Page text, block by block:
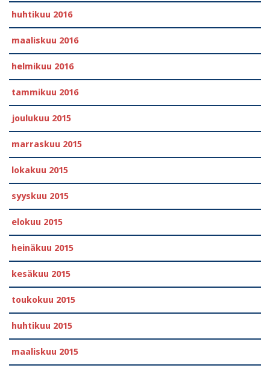
huhtikuu 2016
maaliskuu 2016
helmikuu 2016
tammikuu 2016
joulukuu 2015
marraskuu 2015
lokakuu 2015
syyskuu 2015
elokuu 2015
heinäkuu 2015
kesäkuu 2015
toukokuu 2015
huhtikuu 2015
maaliskuu 2015